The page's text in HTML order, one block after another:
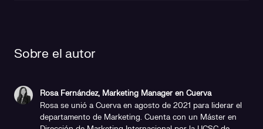
Sobre el autor
Rosa Fernández, Marketing Manager en Cuerva
Rosa se unió a Cuerva en agosto de 2021 para liderar el
departamento de Marketing. Cuenta con un Máster en